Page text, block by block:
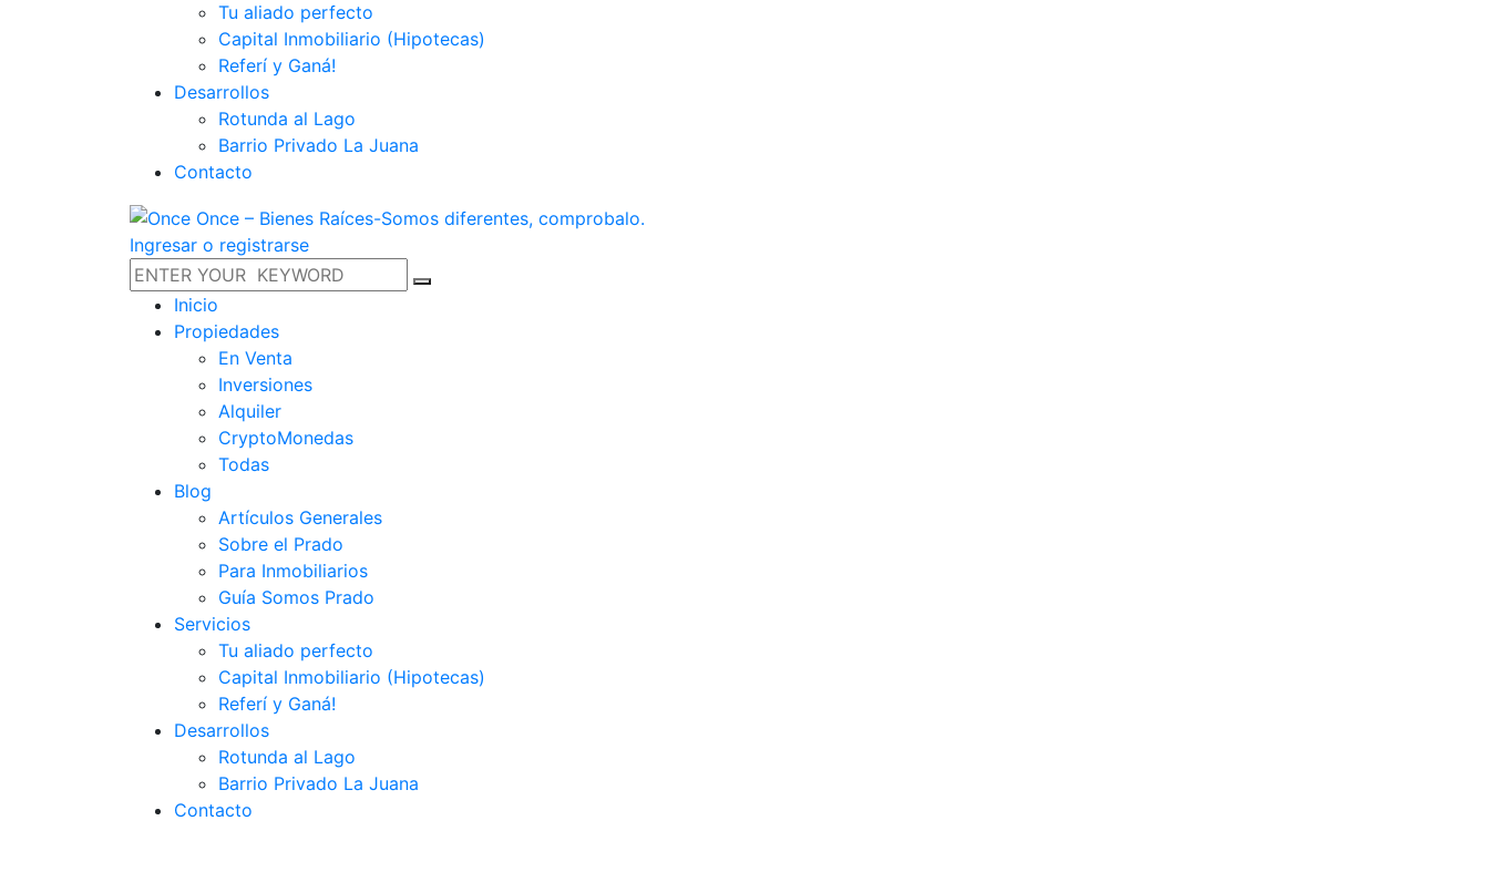
Tu aliado perfecto
Capital Inmobiliario (Hipotecas)
Referí y Ganá!
Desarrollos
Rotunda al Lago
Barrio Privado La Juana
Contacto
Ingresar o registrarse
Inicio
Propiedades
En Venta
Inversiones
Alquiler
CryptoMonedas
Todas
Blog
Artículos Generales
Sobre el Prado
Para Inmobiliarios
Guía Somos Prado
Servicios
Tu aliado perfecto
Capital Inmobiliario (Hipotecas)
Referí y Ganá!
Desarrollos
Rotunda al Lago
Barrio Privado La Juana
Contacto